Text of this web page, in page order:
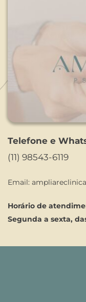
Telefone e
(11) 98543-6119
Email:
Horário de
Segunda a sexta,